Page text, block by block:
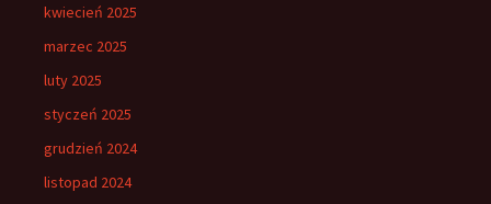
kwiecień 2025
marzec 2025
luty 2025
styczeń 2025
grudzień 2024
listopad 2024